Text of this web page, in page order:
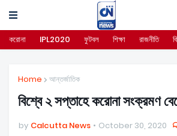
করোনা IPL2020 ফুটবল শিক্ষা রাজনীতি
Home আন্তর্জাতিক
বিশ্বে ২ সপ্তাহে করোনা সংক্রমণ
by Calcutta News October 30, 2020